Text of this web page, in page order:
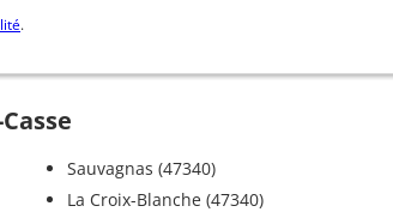
.
Sauvagnas (47340)
La Croix-Blanche (47340)